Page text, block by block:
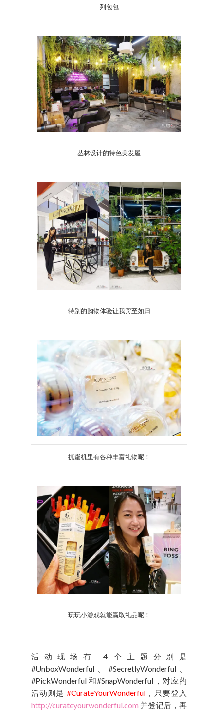
列包包
丛林设计的特色美发屋
特别的购物体验让我宾至如归
抓蛋机里有各种丰富礼物呢！
玩玩小游戏就能赢取礼品呢！
活动现场有 4 个主题分别是
#UnboxWonderful、#SecretlyWonderful、
#PickWonderful 和#SnapWonderful，对应的
活动则是 #CurateYourWonderful，只要登入
http://curateyourwonderful.com 并登记后，再